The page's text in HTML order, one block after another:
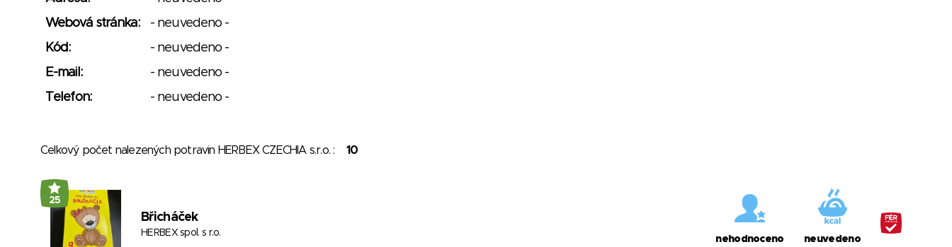
Webová stránka:
- neuvedeno -
Kód:
- neuvedeno -
E-mail:
- neuvedeno -
Telefon:
- neuvedeno -
Celkový počet nalezených potravin HERBEX CZECHIA s.r.o. :10
25
Břicháček
HERBEX spol. s r.o.
nehodnoceno neuvedeno